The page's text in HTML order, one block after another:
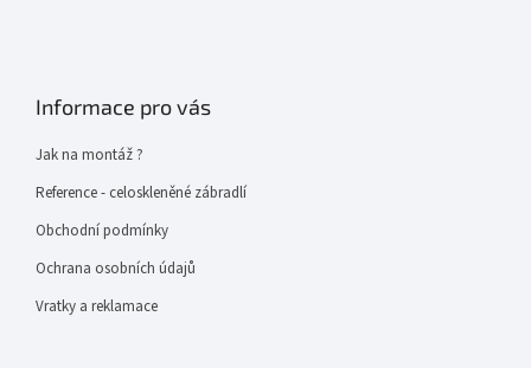
Informace pro vás
Jak na montáž ?
Reference - celoskleněné zábradlí
Obchodní podmínky
Ochrana osobních údajů
Vratky a reklamace